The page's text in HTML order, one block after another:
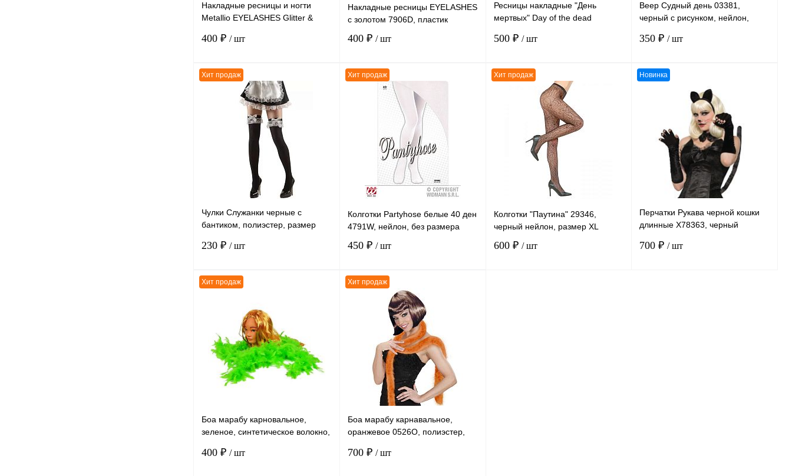
Накладные ресницы и ногти
Metallio EYELASHES Glitter &
полиэстер
400 ₽ / шт
В корзину
К сравнению
В избранное
наличии
Накладные ресницы EYELASHES
с золотом 7906D, пластик
400 ₽ / шт
В избранное
наличии
Ресницы накладные "День
мертвых" Day of the dead
500 ₽ / шт
В корзину
В избранное
Веер Судный день 03381,
черный с рисунком, нейлон,
350 ₽/ шт
В избранное
наличии
Хит продаж
Чулки Служанки черные с
бантиком, полиэстер, размер
230 ₽ / шт
К сравнению
В избранное
наличии
Хит продаж
Колготки Partyhose белые 40 ден
4791W, нейлон, без размера
450 ₽ / шт
К сравнению
В избранное
наличии
Хит продаж
Колготки "Паутина" 29346,
черный нейлон, размер XL
600 ₽ / шт
Новинка
Перчатки Рукава черной кошки
длинные X78363, черный
700 ₽/ шт
Хит продаж
Боа марабу карновальное,
зеленое, синтетическое волокно,
400 ₽ / шт
Хит продаж
Боа марабу карнавальное,
оранжевое 0526О, полиэстер,
700 ₽ / шт